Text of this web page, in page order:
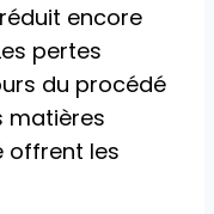
encore
pertes
du procédé
matières
offrent les